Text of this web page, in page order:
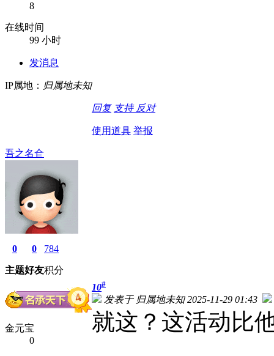
8
在线时间
99 小时
发消息
IP属地： 归属地未知
回复 支持 反对
使用道具 举报
吾之名仺
0
主题
0
好友
784
积分
金元宝
0
10#
发表于 归属地未知 2025-11-29 01:43
就这？这活动比